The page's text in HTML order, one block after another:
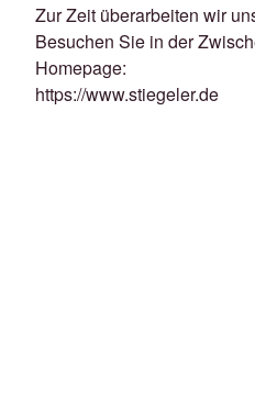
Zur Zeit überarbeiten wir
Besuchen Sie in der
Homepage:
https://www.stiegeler.de